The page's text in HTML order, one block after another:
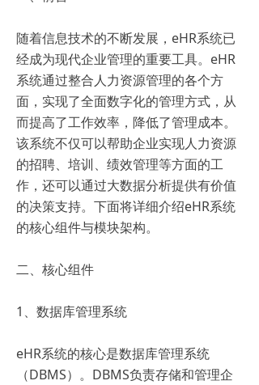
随着信息技术的不断发展，eHR系统已
经成为现代企业管理的重要工具。eHR
系统通过整合人力资源管理的各个方
面，实现了全面数字化的管理方式，从
而提高了工作效率，降低了管理成本。
该系统不仅可以帮助企业实现人力资源
的招聘、培训、绩效管理等方面的工
作，还可以通过大数据分析提供有价值
的决策支持。下面将详细介绍eHR系统
的核心组件与模块架构。
二、核心组件
1、数据库管理系统
eHR系统的核心是数据库管理系统
（DBMS）。DBMS负责存储和管理企